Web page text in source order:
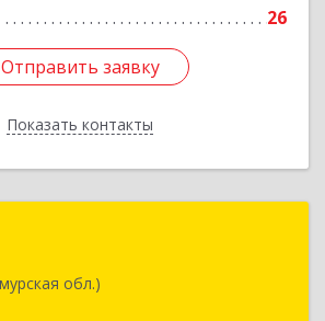
26
Отправить заявку
Показать контакты
Отправить заявку
Назад
обл.)
Амурская обл, Благовещенск г,